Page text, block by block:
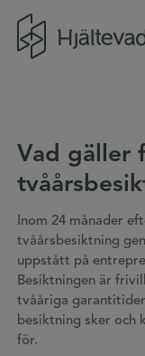
Vad gäller
Inom 24 månader
tvåårsbesiktning
uppstått på
Besiktningen är
tvååriga
besiktning sker och
för.